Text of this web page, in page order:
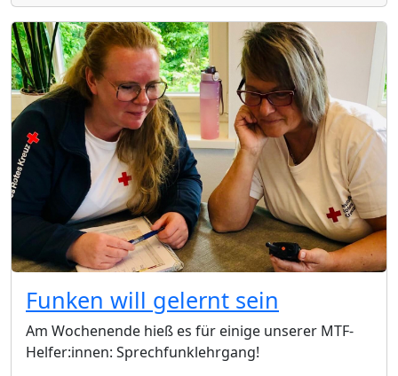
Funken will gelernt sein
Am Wochenende hieß es für einige unserer MTF-
Helfer:innen: Sprechfunklehrgang!